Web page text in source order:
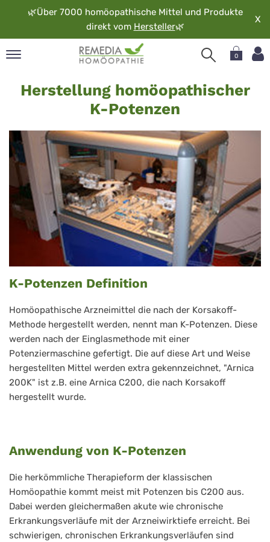
🌿Über 7000 homöopathische Mittel und Produkte
direkt vom Hersteller🌿
X
0
Potenzen
Herstellung homöopathischer
K-Potenzen
K-Potenzen Definition
Homöopathische Arzneimittel die nach der Korsakoff-
Methode hergestellt werden, nennt man K-Potenzen. Diese
werden nach der Einglasmethode mit einer
Potenziermaschine gefertigt. Die auf diese Art und Weise
hergestellten Mittel werden extra gekennzeichnet, "Arnica
200K" ist z.B. eine Arnica C200, die nach Korsakoff
hergestellt wurde.
Anwendung von K-Potenzen
Die herkömmliche Therapieform der klassischen
Homöopathie kommt meist mit Potenzen bis C200 aus.
Dabei werden gleichermaßen akute wie chronische
Erkrankungsverläufe mit der Arzneiwirktiefe erreicht. Bei
schwierigen, chronischen Erkrankungsverläufen sind